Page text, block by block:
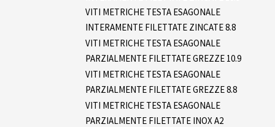
VITI METRICHE TESTA ESAGONALE
INTERAMENTE FILETTATE ZINCATE 8.8
VITI METRICHE TESTA ESAGONALE
PARZIALMENTE FILETTATE GREZZE 10.9
VITI METRICHE TESTA ESAGONALE
PARZIALMENTE FILETTATE GREZZE 8.8
VITI METRICHE TESTA ESAGONALE
PARZIALMENTE FILETTATE INOX A2